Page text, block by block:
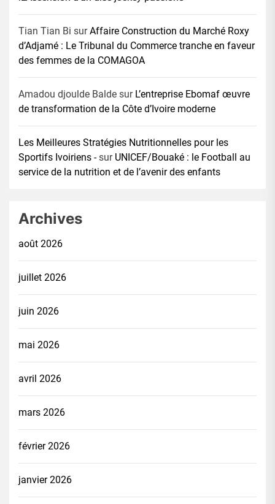
Tian Tian Bi surAffaire Construction du Marché Roxy
d’Adjamé : Le Tribunal du Commerce tranche en faveur
des femmes de la COMAGOA
Amadou djoulde Balde sur L’entreprise Ebomaf œuvre
de transformation de la Côte d’Ivoire moderne
Les Meilleures Stratégies Nutritionnelles pour les
Sportifs Ivoiriens -sur UNICEF/Bouaké : le Football au
service de la nutrition et de l’avenir des enfants
Archives
août 2026
juillet 2026
juin 2026
mai 2026
avril 2026
mars 2026
février 2026
janvier 2026